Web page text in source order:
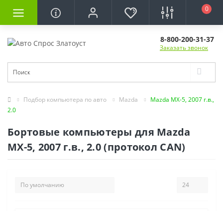
0
8-800-200-31-37
Заказать звонок
Подбор компьютера по авто Mazda
Mazda МХ-5, 2007 г.в.,
2.0
Бортовые компьютеры для Mazda
МХ-5, 2007 г.в., 2.0 (протокол CAN)